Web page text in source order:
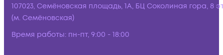
107023, Семёновская площадь, 1А, БЦ Соколиная гора, 8
(м. Семёновская)
Время работы: пн-пт, 9:00 - 18:00